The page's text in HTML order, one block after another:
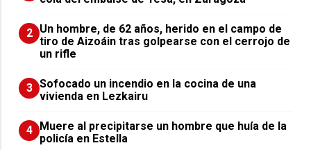
2 Un hombre, de 62 años, herido en el campo de
tiro de Aizoáin tras golpearse con el cerrojo de
un rifle
3 Sofocado un incendio en la cocina de una
vivienda en Lezkairu
4 Muere al precipitarse un hombre que huía de la
policía en Estella